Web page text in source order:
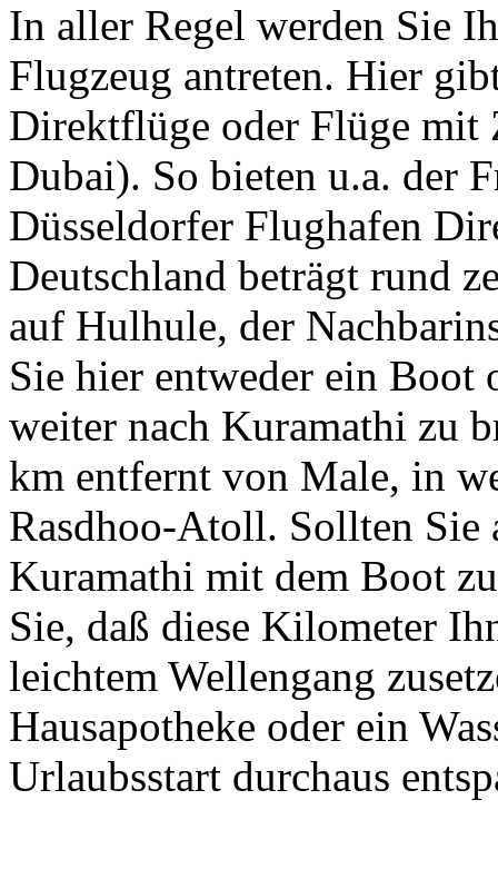
In aller Regel werden Sie
Flugzeug antreten. Hier
Direktflüge oder Flüge mit
Dubai). So bieten u.a. der
Düsseldorfer Flughafen
Deutschland beträgt rund
auf Hulhule, der
Sie hier entweder ein Boot
weiter nach Kuramathi zu
km entfernt von Male, in
Rasdhoo-Atoll. Sollten Sie
Kuramathi mit dem Boot
Sie, daß diese Kilometer
leichtem Wellengang
Hausapotheke oder ein
Urlaubsstart durchaus